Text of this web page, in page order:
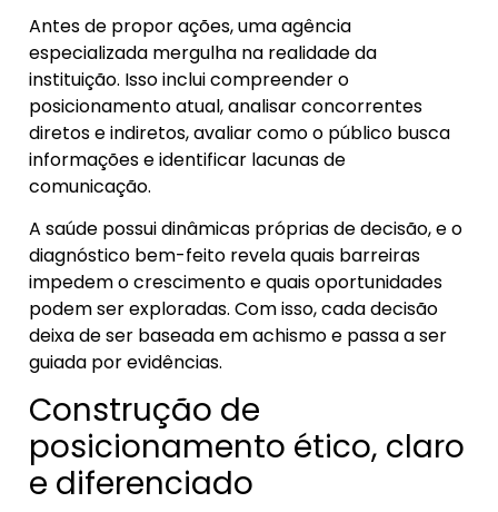
Antes de propor ações, uma agência
especializada mergulha na realidade da
instituição. Isso inclui compreender o
posicionamento atual, analisar concorrentes
diretos e indiretos, avaliar como o público busca
informações e identificar lacunas de
comunicação.
A saúde possui dinâmicas próprias de decisão, e o
diagnóstico bem-feito revela quais barreiras
impedem o crescimento e quais oportunidades
podem ser exploradas. Com isso, cada decisão
deixa de ser baseada em achismo e passa a ser
guiada por evidências.
Construção de
posicionamento ético, claro
e diferenciado